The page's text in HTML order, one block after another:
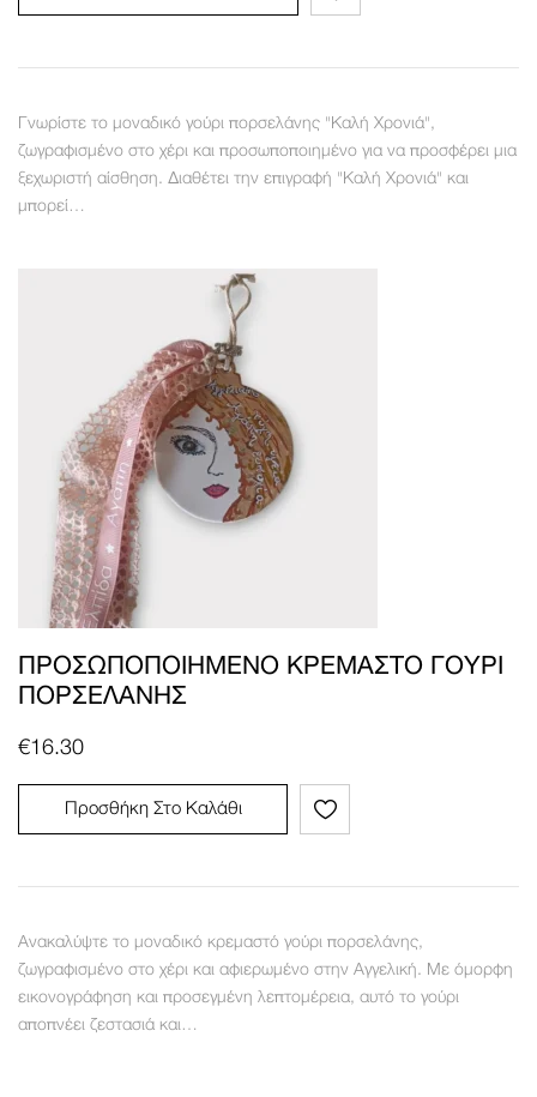
Γνωρίστε το μοναδικό γούρι πορσελάνης "Καλή Χρονιά",
ζωγραφισμένο στο χέρι και προσωποποιημένο για να προσφέρει μια
ξεχωριστή αίσθηση. Διαθέτει την επιγραφή "Καλή Χρονιά" και
μπορεί…
ΠΡΟΣΩΠΟΠΟΙΗΜΈΝΟ ΚΡΕΜΑΣΤΌ ΓΟΎΡΙ
ΠΟΡΣΕΛΆΝΗΣ
€16.30
Προσθήκη Στο Καλάθι
Ανακαλύψτε το μοναδικό κρεμαστό γούρι πορσελάνης,
ζωγραφισμένο στο χέρι και αφιερωμένο στην Αγγελική. Με όμορφη
εικονογράφηση και προσεγμένη λεπτομέρεια, αυτό το γούρι
αποπνέει ζεστασιά και…